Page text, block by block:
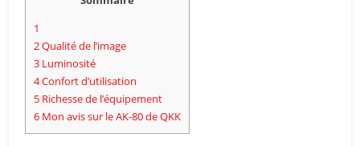
1
2Qualité de l’image
3 Luminosité
4Confort d’utilisation
5 Richesse de l’équipement
6 Mon avis sur le AK-80 de QKK